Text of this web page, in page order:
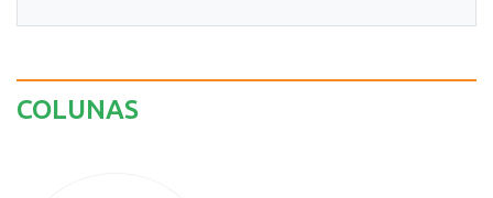
COLUNAS